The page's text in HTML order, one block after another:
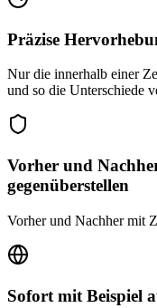
Präzise
Nur die innerhalb einer
und so die Unterschiede
Vorher und
gegenüberstellen
Vorher und Nachher mit
Sofort mit Beispiel